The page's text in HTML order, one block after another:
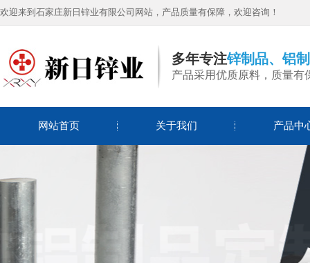
欢迎来到石家庄新日锌业有限公司网站，产品质量有保障，欢迎咨询！
多年专注锌制品、铝
产品采用优质原料，质量有
网站首页 关于我们 产品中